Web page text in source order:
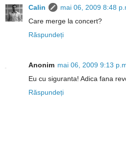
Calin
mai 06, 2009 8:48
Care merge la concert?
Răspundeți
Anonim mai 06, 2009 9:13
Eu cu siguranta! Adica fana
Răspundeți